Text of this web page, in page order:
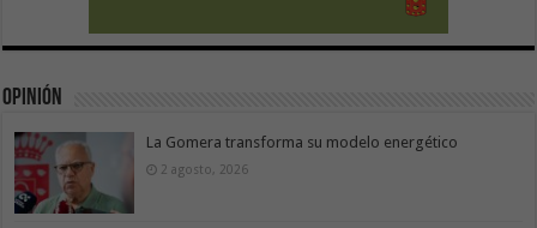
Opinión
La Gomera transforma su modelo energético
2 agosto, 2026